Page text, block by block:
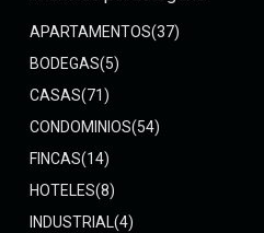
APARTAMENTOS(37)
BODEGAS(5)
CASAS(71)
CONDOMINIOS(54)
FINCAS(14)
HOTELES(8)
INDUSTRIAL(4)